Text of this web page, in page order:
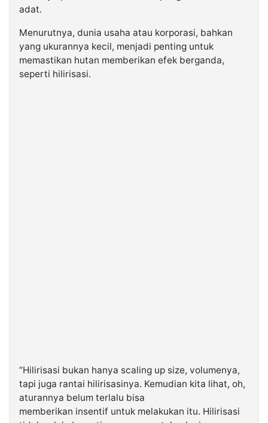
adat.
Menurutnya, dunia usaha atau korporasi, bahkan
yang ukurannya kecil, menjadi penting untuk
memastikan hutan memberikan efek berganda,
seperti hilirisasi.
“Hilirisasi bukan hanya scaling up size, volumenya,
tapi juga rantai hilirisasinya. Kemudian kita lihat, oh,
aturannya belum terlalu bisa
memberikan insentif untuk melakukan itu. Hilirisasi